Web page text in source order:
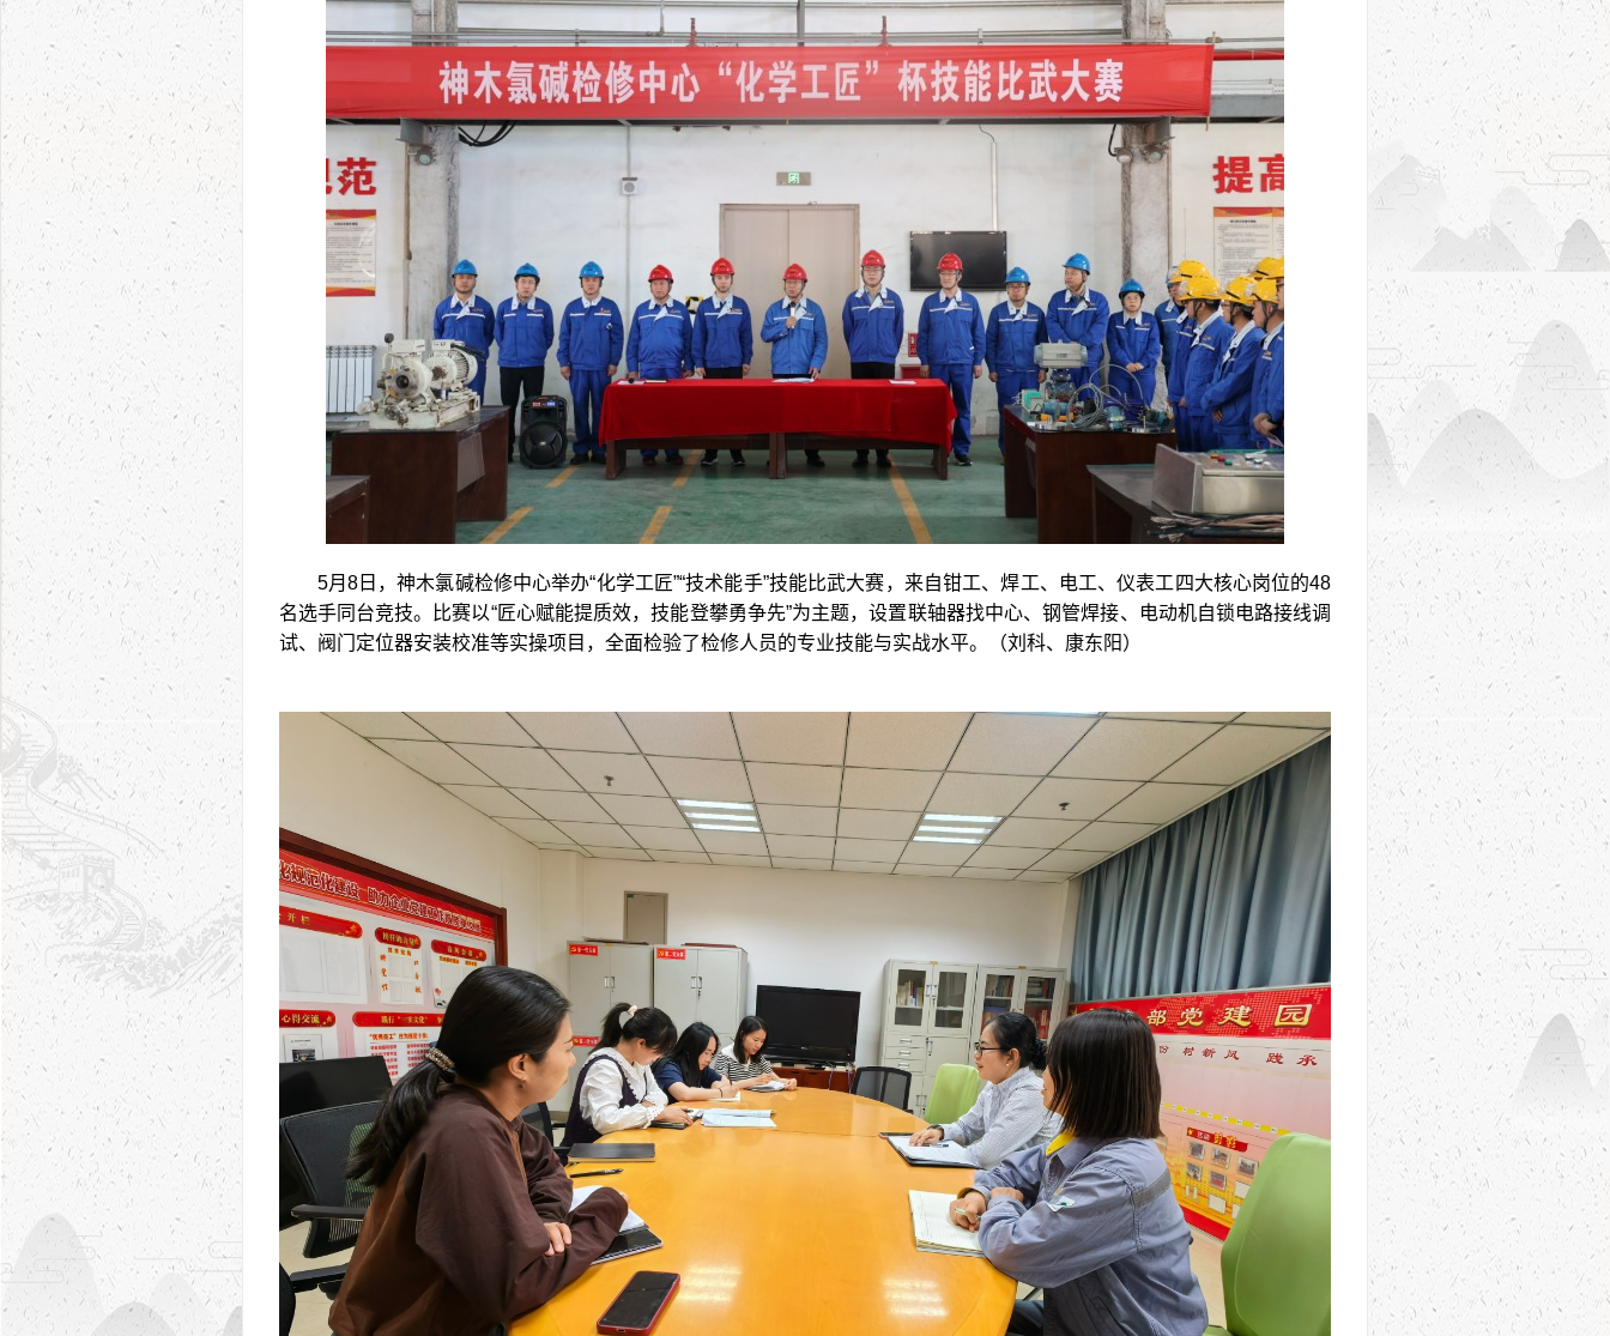
5月8日，神木氯碱检修中心举办“化学工匠”“技术能手”技能比武大赛，来自钳工、焊工、电工、仪表工四大核心岗位的48
名选手同台竞技。比赛以“匠心赋能提质效，技能登攀勇争先”为主题，设置联轴器找中心、钢管焊接、电动机自锁电路接线调
试、阀门定位器安装校准等实操项目，全面检验了检修人员的专业技能与实战水平。（刘科、康东阳）